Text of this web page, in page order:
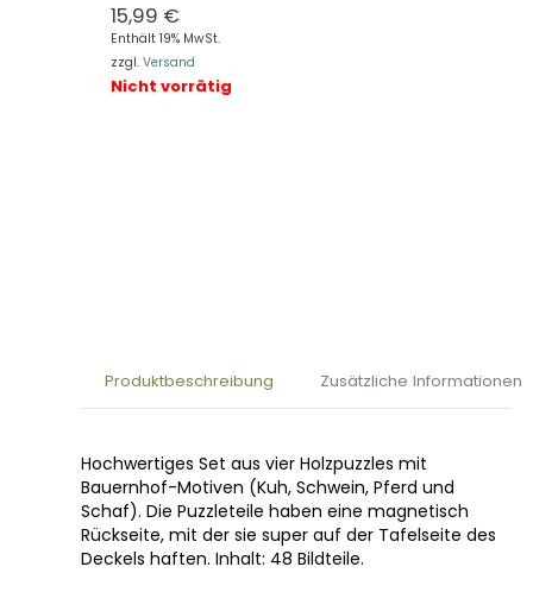
15,99 €
Enthält 19% MwSt.
zzgl. Versand
Nicht vorrätig
Produktbeschreibung Zusätzliche Informationen
Hochwertiges Set aus vier Holzpuzzles mit
Bauernhof-Motiven (Kuh, Schwein, Pferd und
Schaf). Die Puzzleteile haben eine magnetisch
Rückseite, mit der sie super auf der Tafelseite des
Deckels haften. Inhalt: 48 Bildteile.